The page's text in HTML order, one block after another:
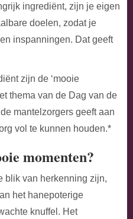
ingrediënt, zijn je eigen
doelen, zodat je
inspanningen. Dat geeft
zijn de ‘mooie
thema van de Dag van de
mantelzorgers geeft aan
vol te kunnen houden.*
momenten?
blik van herkenning zijn,
het hanepoterige
knuffel. Het